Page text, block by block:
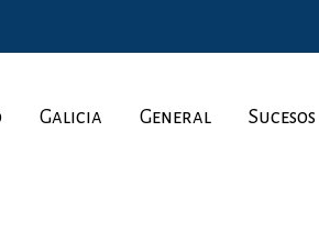
Galicia General Sucesos